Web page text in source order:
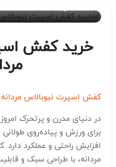
خرید کفش
کفش اسپرت نیوبالاس مردانه G135
در دنیای مدرن و پرتحرک
برای ورزش و پیاده‌روی
افزایش راحتی و عملکرد
مردانه، با طراحی سبک و